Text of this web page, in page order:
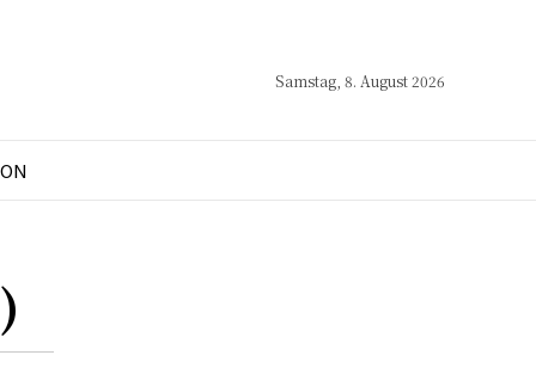
Samstag, 8. August 2026